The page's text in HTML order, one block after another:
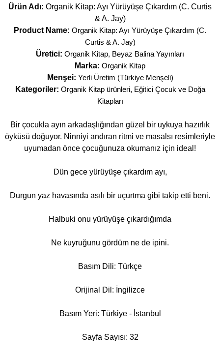
Ürün Adı: Organik Kitap: Ayı Yürüyüşe Çıkardım (C. Curtis
& A. Jay)
Product Name: Organik Kitap: Ayı Yürüyüşe Çıkardım (C.
Curtis & A. Jay)
Üretici: Organik Kitap, Beyaz Balina Yayınları
Marka: Organik Kitap
Menşei: Yerli Üretim (Türkiye Menşeli)
Kategoriler: Organik Kitap ürünleri, Eğitici Çocuk ve Doğa
Kitapları
Bir çocukla ayın arkadaşlığından güzel bir uykuya hazırlık
öyküsü doğuyor. Ninniyi andıran ritmi ve masalsı resimleriyle
uyumadan önce çocuğunuza okumanız için ideal!
Dün gece yürüyüşe çıkardım ayı,
Durgun yaz havasında asılı bir uçurtma gibi takip etti beni.
Halbuki onu yürüyüşe çıkardığımda
Ne kuyruğunu gördüm ne de ipini.
Basım Dili: Türkçe
Orijinal Dil: İngilizce
Basım Yeri: Türkiye - İstanbul
Sayfa Sayısı: 32